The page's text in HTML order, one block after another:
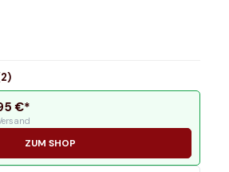
2)
€*
ZUM SHOP